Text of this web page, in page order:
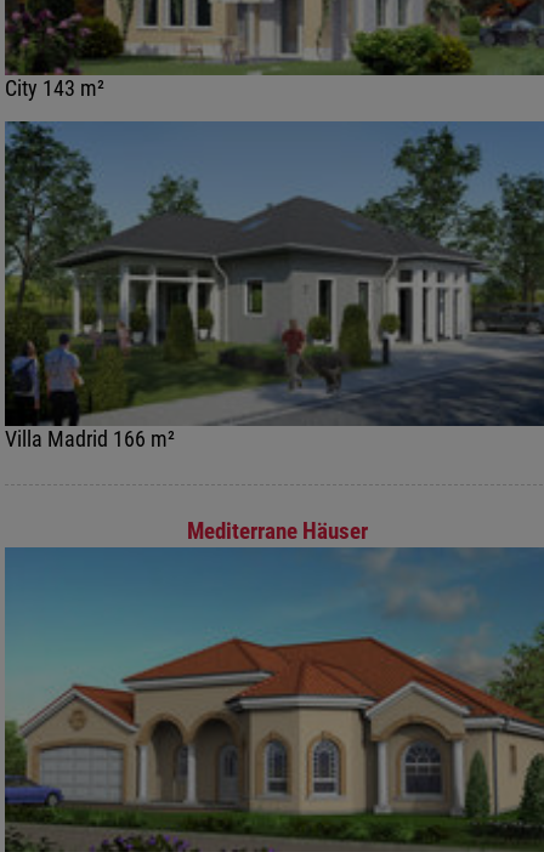
City 143 m²
Villa Madrid 166 m²
Mediterrane Häuser